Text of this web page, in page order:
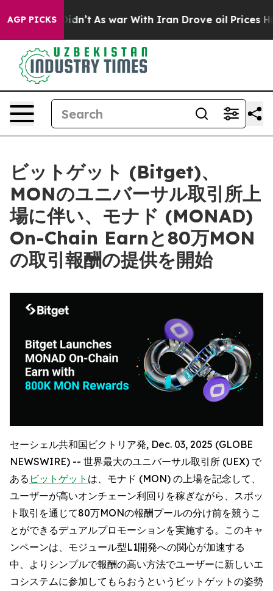
AGP PICKS
it Didn’t As war With Iran Drove oil Prices
ビットゲット (Bitget)、
MONのユニバーサル取引所上
場に伴い、モナド (MONAD)
On-Chain Earnと80万MON
の取引報酬の提供を開始
セーシェル共和国ビクトリア発, Dec. 03, 2025 (GLOBE
NEWSWIRE) -- 世界最大のユニバーサル取引所 (UEX) で
ある ビットゲット は、モナド (MON) の上場を記念して、
ユーザーが高いオンチェーン利回りを稼ぎながら、スポッ
ト取引を通じて80万MONの報酬プールの分け前を競うこ
とができるデュアルプロモーションを実施する。このキャ
ンペーンは、モジュール型L1開発への関心が加速する
中、よりシンプルで報酬の高い方法でユーザーに新しいエ
コシステムに参加してもらおうというビットゲットの姿勢